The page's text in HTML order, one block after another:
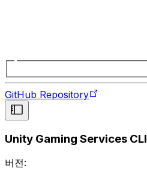
GitHub Repository
Unity Gaming Services CLI
버전: